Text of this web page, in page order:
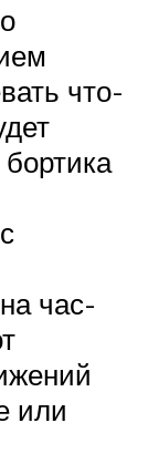
что-
час-
или